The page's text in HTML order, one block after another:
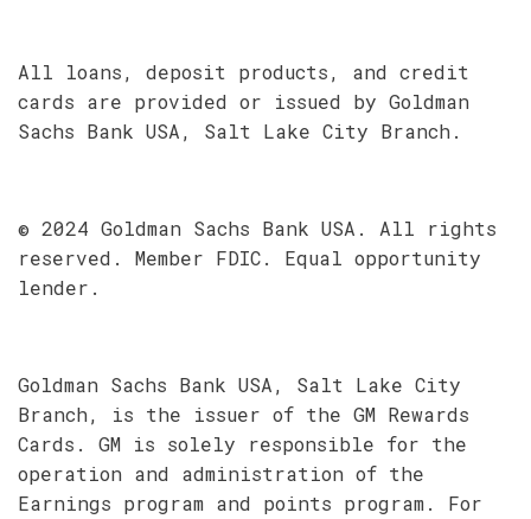
All loans, deposit products, and credit
cards are provided or issued by Goldman
Sachs Bank USA, Salt Lake City Branch.
© 2024 Goldman Sachs Bank USA. All rights
reserved. Member FDIC. Equal opportunity
lender.
Goldman Sachs Bank USA, Salt Lake City
Branch, is the issuer of the GM Rewards
Cards. GM is solely responsible for the
operation and administration of the
Earnings program and points program. For